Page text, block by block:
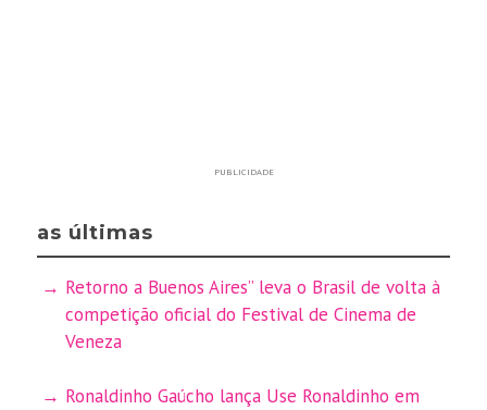
PUBLICIDADE
as últimas
Retorno a Buenos Aires” leva o Brasil de volta à
competição oficial do Festival de Cinema de
Veneza
Ronaldinho Gaúcho lança Use Ronaldinho em